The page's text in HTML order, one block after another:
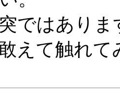
ではあり
えて触れ